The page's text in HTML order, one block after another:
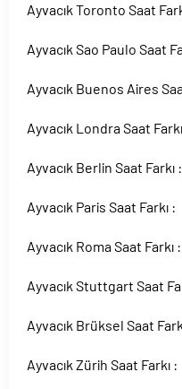
Ayvacık Toronto Saat
Ayvacık Sao Paulo Saat
Ayvacık Buenos Aires
Ayvacık Londra Saat
Ayvacık Berlin Saat Farkı :
Ayvacık Paris Saat Farkı :
Ayvacık Roma Saat Farkı :
Ayvacık Stuttgart Saat
Ayvacık Brüksel Saat
Ayvacık Zürih Saat Farkı :